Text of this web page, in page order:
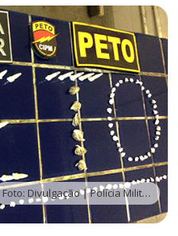
Foto: Divulgação | Polícia Militar